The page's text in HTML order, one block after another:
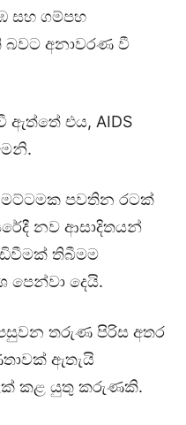
සහ ගම්පහ
බවට අනාවරණ වී
ඇත්තේ එය, AIDS
මට්ටමක පවතින රටක්
නව ආසාදිතයන්
තිබීමම
පෙන්වා දෙයි.
තරුණ පිරිස අතර
ඇතැයි
කළ යුතු කරුණකි.